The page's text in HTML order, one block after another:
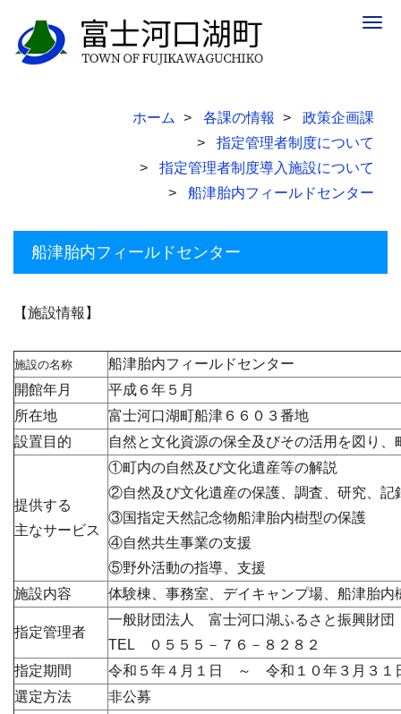
ホーム 各課の情報
政策企画課
指定管理者制度について
指定管理者制度導入施設について
船津胎内フィールドセンター
船津胎内フィールドセンター
【施設情報】
施設の名称
船津胎内フィールドセンター
開館年月
平成６年５月
所在地
富士河口湖町船津６６０３番地
設置目的
自然と文化資源の保全及びその活用を図り
提供する
主なサービス
①町内の自然及び文化遺産等の解説
②自然及び文化遺産の保護、調査、研究、記
③国指定天然記念物船津胎内樹型の保護
④自然共生事業の支援
⑤野外活動の指導、支援
施設内容
体験棟、事務室、デイキャンプ場、船津胎内
指定管理者
一般財団法人 富士河口湖ふるさと振興財団
TEL ０５５５－７６－８２８２
指定期間
令和５年４月１日 ～ 令和１０年３月３１
選定方法
非公募